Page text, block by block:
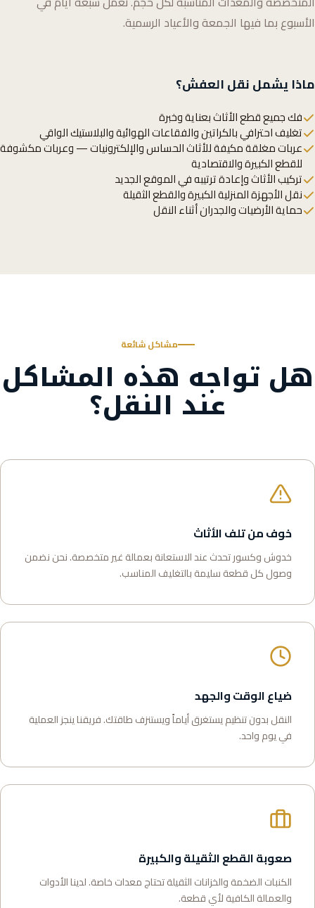
الأسبوع بما فيها الجمعة والأعياد الرسمية.
ماذا يشمل نقل العفش؟
فك جميع قطع الأثاث بعناية وخبرة
تغليف احترافي بالكراتين والفقاعات الهوائية والبلاستيك الواقي
عربات مغلقة مكيفة للأثاث الحساس والإلكترونيات — وعربات مكشوفة
للقطع الكبيرة والاقتصادية
تركيب الأثاث وإعادة ترتيبه في الموقع الجديد
نقل الأجهزة المنزلية الكبيرة والقطع الثقيلة
حماية الأرضيات والجدران أثناء النقل
مشاكل شائعة
هل تواجه هذه المشاكل
عند النقل؟
خوف من تلف الأثاث
خدوش وكسور تحدث عند الاستعانة بعمالة غير متخصصة. نحن نضمن
وصول كل قطعة سليمة بالتغليف المناسب.
ضياع الوقت والجهد
النقل بدون تنظيم يستغرق أياماً ويستنزف طاقتك. فريقنا ينجز العملية
في يوم واحد.
صعوبة القطع الثقيلة والكبيرة
الكنبات الضخمة والخزانات الثقيلة تحتاج معدات خاصة. لدينا الأدوات
والعمالة الكافية لأي قطعة.